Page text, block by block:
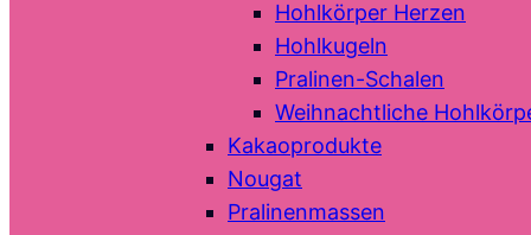
Hohlkörper Herzen
Hohlkugeln
Pralinen-Schalen
Weihnachtliche
Kakaoprodukte
Nougat
Pralinenmassen